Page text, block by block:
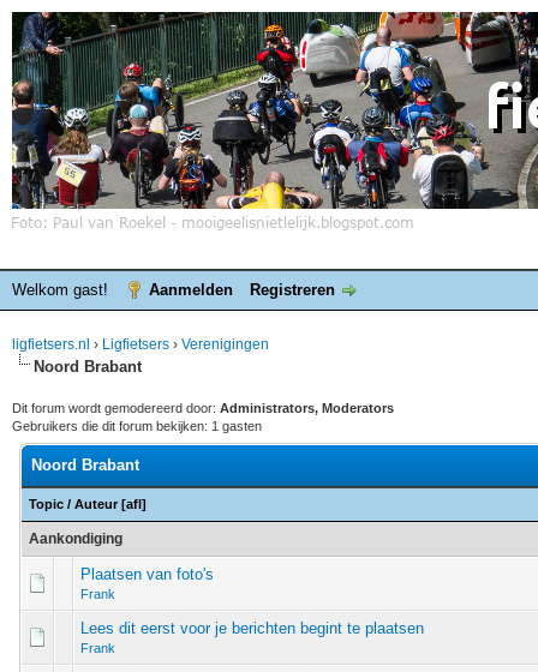
Welkom gast! Aanmelden Registreren
ligfietsers.nl › Ligfietsers › Verenigingen
Noord Brabant
Dit forum wordt gemodereerd door: Administrators, Moderators
Gebruikers die dit forum bekijken: 1 gasten
Noord Brabant
Topic / Auteur [afl]
Aankondiging
Plaatsen van foto's
Frank
Lees dit eerst voor je berichten begint te plaatsen
Frank